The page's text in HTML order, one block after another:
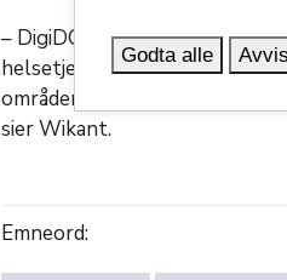
– DigiDOT representerer et
helsetjeneste i Norge, og
områdene
sier Wikant.
Emneord:
Godta alle